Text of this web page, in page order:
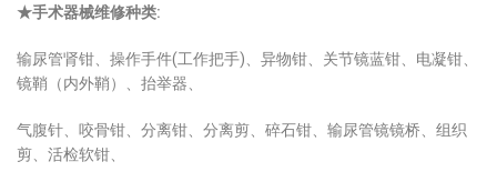
★手术器械维修种类:
输尿管肾钳、操作手件(工作把手)、异物钳、关节镜蓝钳、电凝钳、
镜鞘（内外鞘）、抬举器、
气腹针、咬骨钳、分离钳、分离剪、碎石钳、输尿管镜镜桥、组织
剪、活检软钳、